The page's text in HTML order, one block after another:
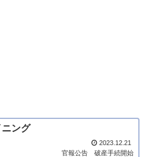
ング
2023.12.21
官報公告
破産手続開始